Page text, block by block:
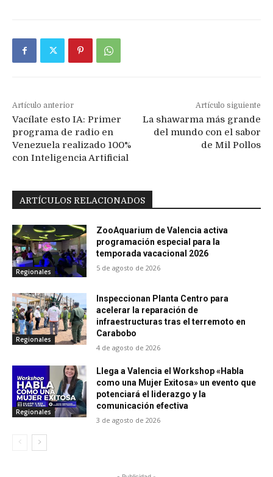
Artículo anterior
Vacílate esto IA: Primer
programa de radio en
Venezuela realizado 100%
con Inteligencia Artificial
Artículo siguiente
La shawarma más grande
del mundo con el sabor
de Mil Pollos
ARTÍCULOS RELACIONADOS
Regionales
ZooAquarium de Valencia activa
programación especial para la
temporada vacacional 2026
5 de agosto de 2026
Regionales
Inspeccionan Planta Centro para
acelerar la reparación de
infraestructuras tras el terremoto en
Carabobo
4 de agosto de 2026
Regionales
Llega a Valencia el Workshop «Habla
como una Mujer Exitosa» un evento que
potenciará el liderazgo y la
comunicación efectiva
3 de agosto de 2026